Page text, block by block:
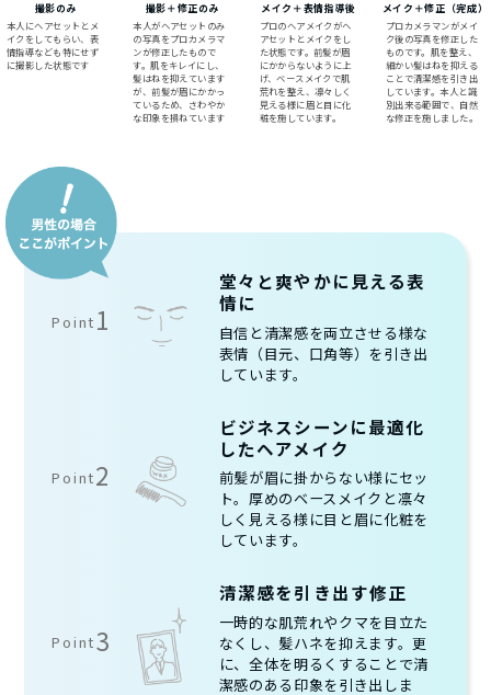
撮影のみ
本人にヘアセットとメ
イクをしてもらい、表
情指導なども特にせず
に撮影した状態です
撮影＋修正のみ
本人がヘアセットのみ
の写真をプロカメラマ
ンが修正したもので
す。肌をキレイにし、
髪はねを抑えています
が、前髪が眉にかかっ
ているため、さわやか
な印象を損ねています
メイク＋表情指導後
プロのヘアメイクがヘ
アセットとメイクをし
た状態です。前髪が眉
にかからないように上
げ、ベースメイクで肌
荒れを整え、凛々しく
見える様に眉と目に化
粧を施しています。
メイク＋修正（完成）
プロカメラマンがメイ
ク後の写真を修正した
ものです。肌を整え、
細かい髪はねを抑える
ことで清潔感を引き出
しています。本人と識
別出来る範囲で、自然
な修正を施しました。
Point 1
堂々と爽やかに見える表
情に
自信と清潔感を両立させる様な
表情（目元、口角等）を引き出
しています。
Point2
ビジネスシーンに最適化
したヘアメイク
前髪が眉に掛からない様にセッ
ト。厚めのベースメイクと凛々
しく見える様に目と眉に化粧を
しています。
Point3
清潔感を引き出す修正
一時的な肌荒れやクマを目立た
なくし、髪ハネを抑えます。更
に、全体を明るくすることで清
潔感のある印象を引き出しま